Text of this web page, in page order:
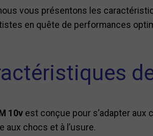
vous présentons les
en quête de performances
10v est conçue pour s’adapter aux
aux chocs et à l’usure.